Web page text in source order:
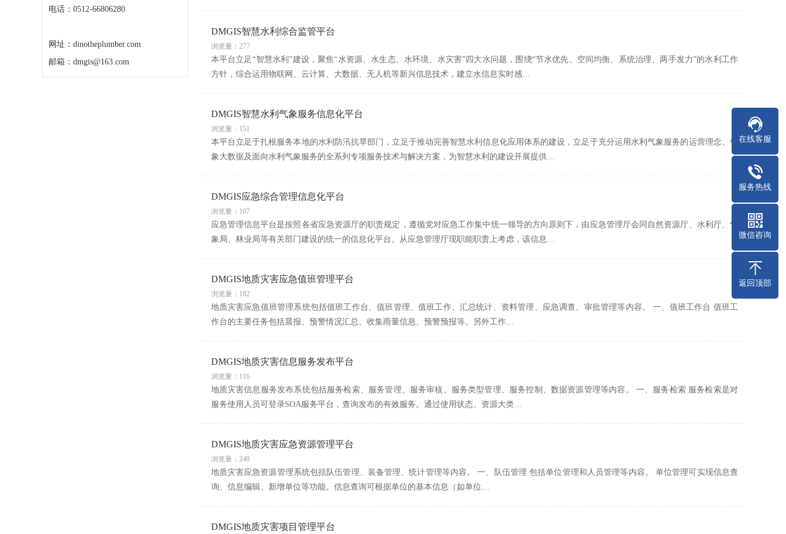
电话：0512-66806280
网址：dinotheplumber.com
邮箱：dmgis@163.com
DMGIS智慧水利综合监管平台
浏览量：277
本平台立足“智慧水利”建设，聚焦“水资源、水生态、水环境、水灾害”四大水问题，围绕“节水优先、空间均衡、系统治理、两手发力”的水利工作
方针，综合运用物联网、云计算、大数据、无人机等新兴信息技术，建立水信息实时感…
DMGIS智慧水利气象服务信息化平台
浏览量：151
本平台立足于扎根服务本地的水利防汛抗旱部门，立足于推动完善智慧水利信息化应用体系的建设，立足于充分运用水利气象服务的运营理念、气
象大数据及面向水利气象服务的全系列专项服务技术与解决方案，为智慧水利的建设开展提供…
DMGIS应急综合管理信息化平台
浏览量：107
应急管理信息平台是按照各省应急资源厅的职责规定，遵循党对应急工作集中统一领导的方向原则下，由应急管理厅会同自然资源厅、水利厅、气
象局、林业局等有关部门建设的统一的信息化平台。从应急管理厅现职能职责上考虑，该信息…
DMGIS地质灾害应急值班管理平台
浏览量：182
地质灾害应急值班管理系统包括值班工作台、值班管理、值班工作、汇总统计、资料管理、应急调查、审批管理等内容。 一、值班工作台 值班工
作台的主要任务包括晨报、预警情况汇总、收集雨量信息、预警预报等。另外工作…
DMGIS地质灾害信息服务发布平台
浏览量：116
地质灾害信息服务发布系统包括服务检索、服务管理、服务审核、服务类型管理、服务控制、数据资源管理等内容。 一、服务检索 服务检索是对
服务使用人员可登录SOA服务平台，查询发布的有效服务。通过使用状态、资源大类…
DMGIS地质灾害应急资源管理平台
浏览量：249
地质灾害应急资源管理系统包括队伍管理、装备管理、统计管理等内容。 一、队伍管理 包括单位管理和人员管理等内容。 单位管理可实现信息查
询、信息编辑、新增单位等功能。信息查询可根据单位的基本信息（如单位…
DMGIS地质灾害项目管理平台
在线客服
服务热线
微信咨询
返回顶部